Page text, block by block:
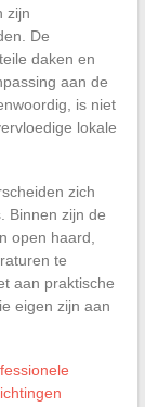
zijn
De
daken en
aan de
is niet
lokale
zich
Binnen zijn de
open haard,
te
aan praktische
eigen zijn aan